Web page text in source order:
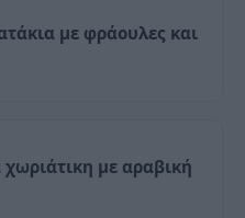
με φράουλες και
με αραβική